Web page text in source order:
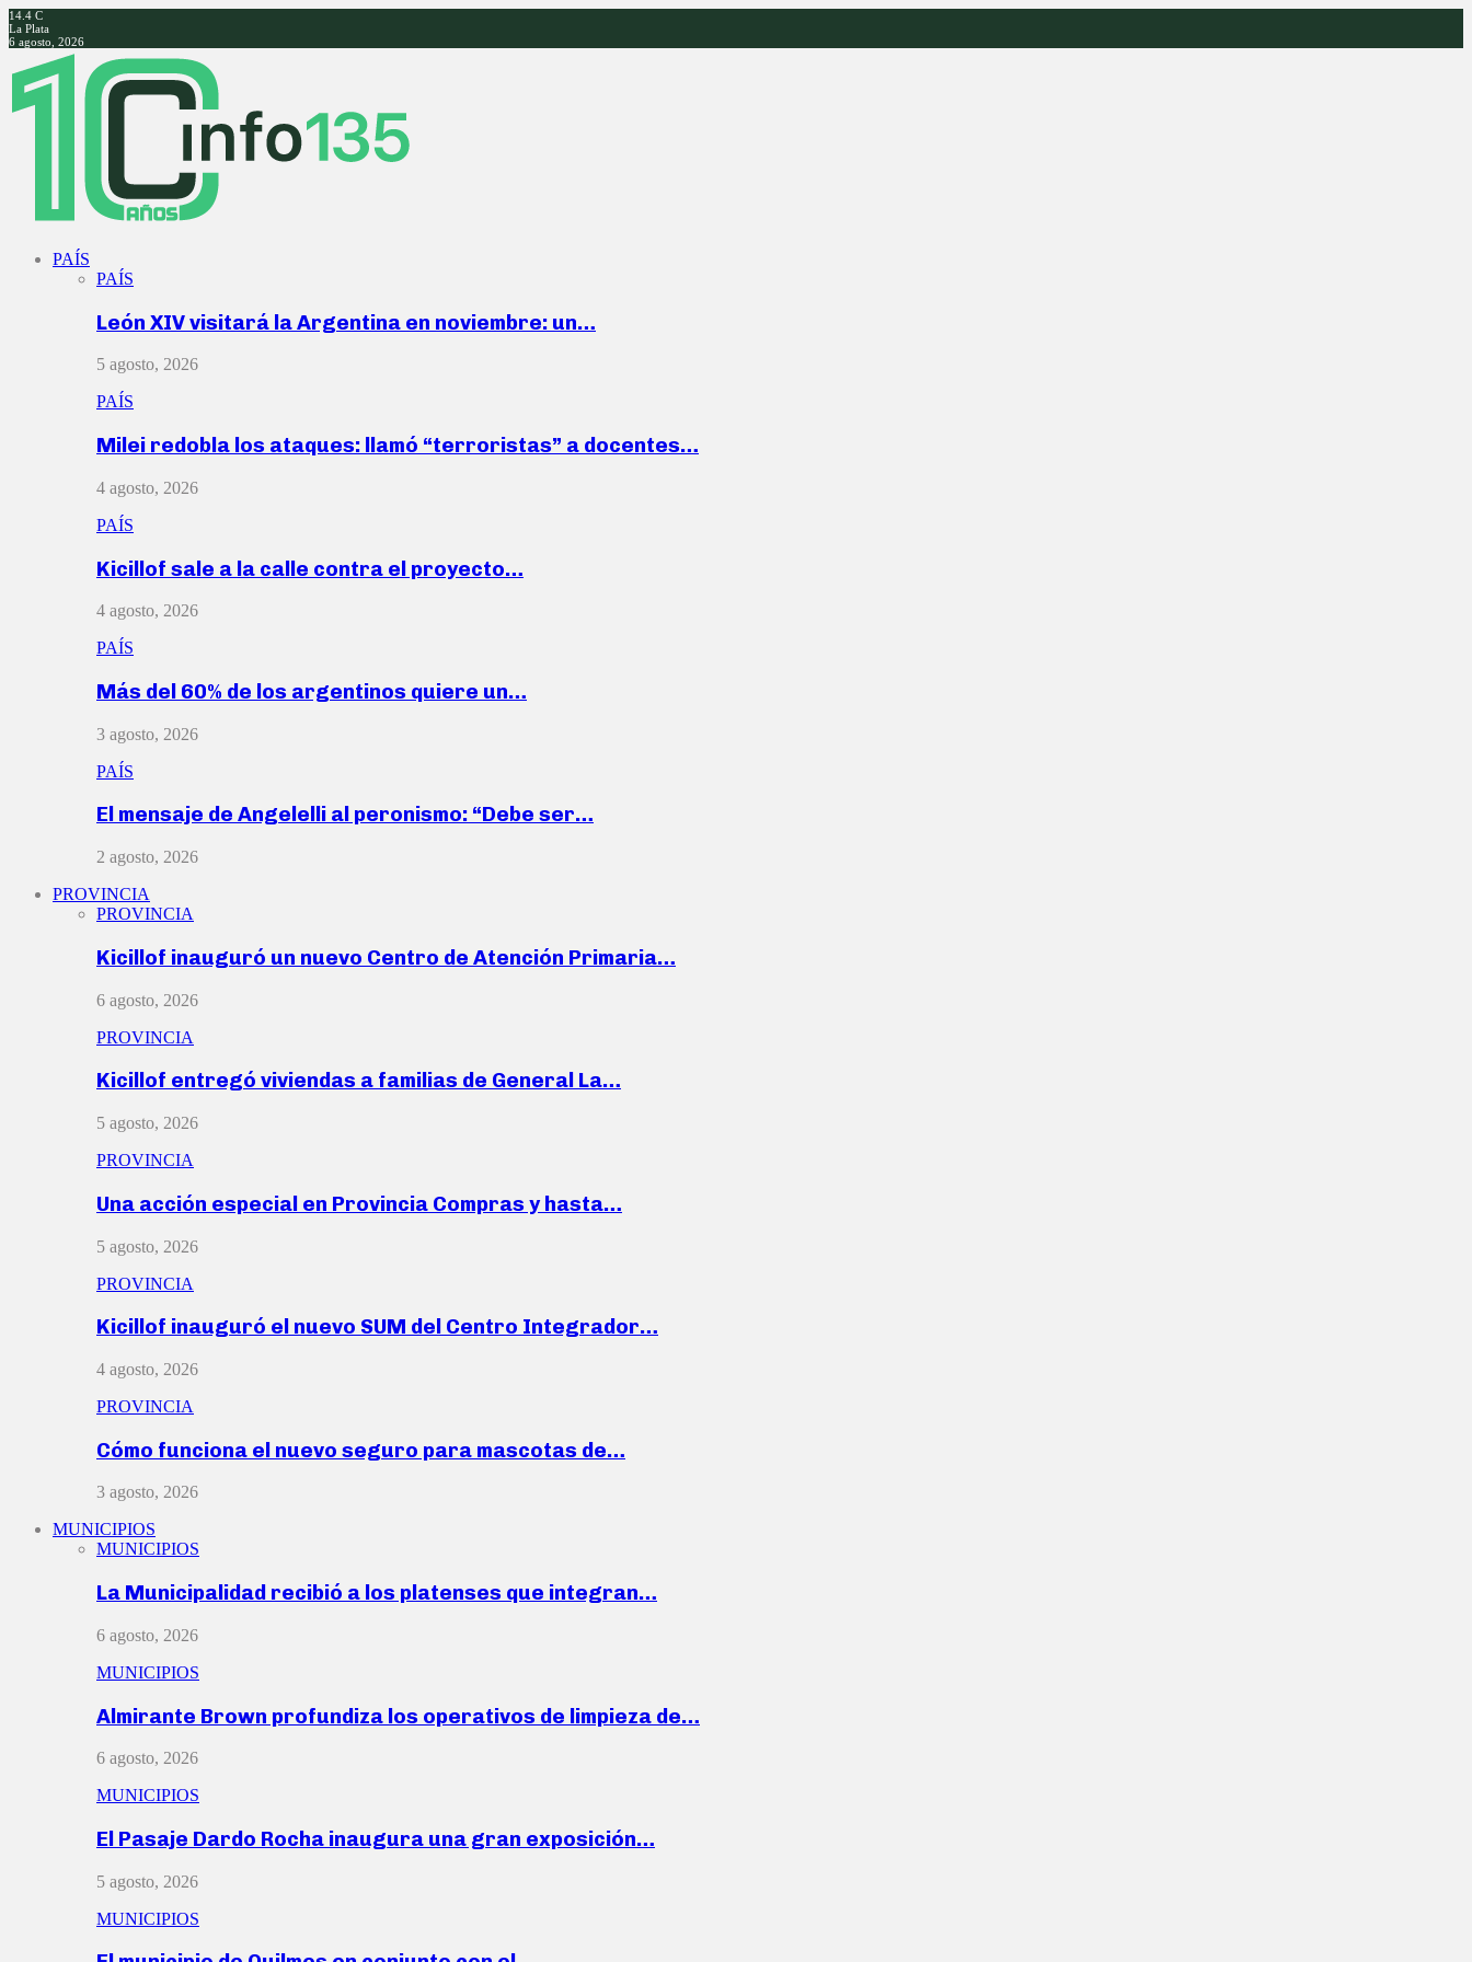
14.4 C
La Plata
6 agosto, 2026
Facebook
Twitter
Instagram
Youtube
PAÍS
PAÍS
León XIV visitará la Argentina en noviembre: un…
5 agosto, 2026
PAÍS
Milei redobla los ataques: llamó “terroristas” a docentes…
4 agosto, 2026
PAÍS
Kicillof sale a la calle contra el proyecto…
4 agosto, 2026
PAÍS
Más del 60% de los argentinos quiere un…
3 agosto, 2026
PAÍS
El mensaje de Angelelli al peronismo: “Debe ser…
2 agosto, 2026
PROVINCIA
PROVINCIA
Kicillof inauguró un nuevo Centro de Atención Primaria…
6 agosto, 2026
PROVINCIA
Kicillof entregó viviendas a familias de General La…
5 agosto, 2026
PROVINCIA
Una acción especial en Provincia Compras y hasta…
5 agosto, 2026
PROVINCIA
Kicillof inauguró el nuevo SUM del Centro Integrador…
4 agosto, 2026
PROVINCIA
Cómo funciona el nuevo seguro para mascotas de…
3 agosto, 2026
MUNICIPIOS
MUNICIPIOS
La Municipalidad recibió a los platenses que integran…
6 agosto, 2026
MUNICIPIOS
Almirante Brown profundiza los operativos de limpieza de…
6 agosto, 2026
MUNICIPIOS
El Pasaje Dardo Rocha inaugura una gran exposición…
5 agosto, 2026
MUNICIPIOS